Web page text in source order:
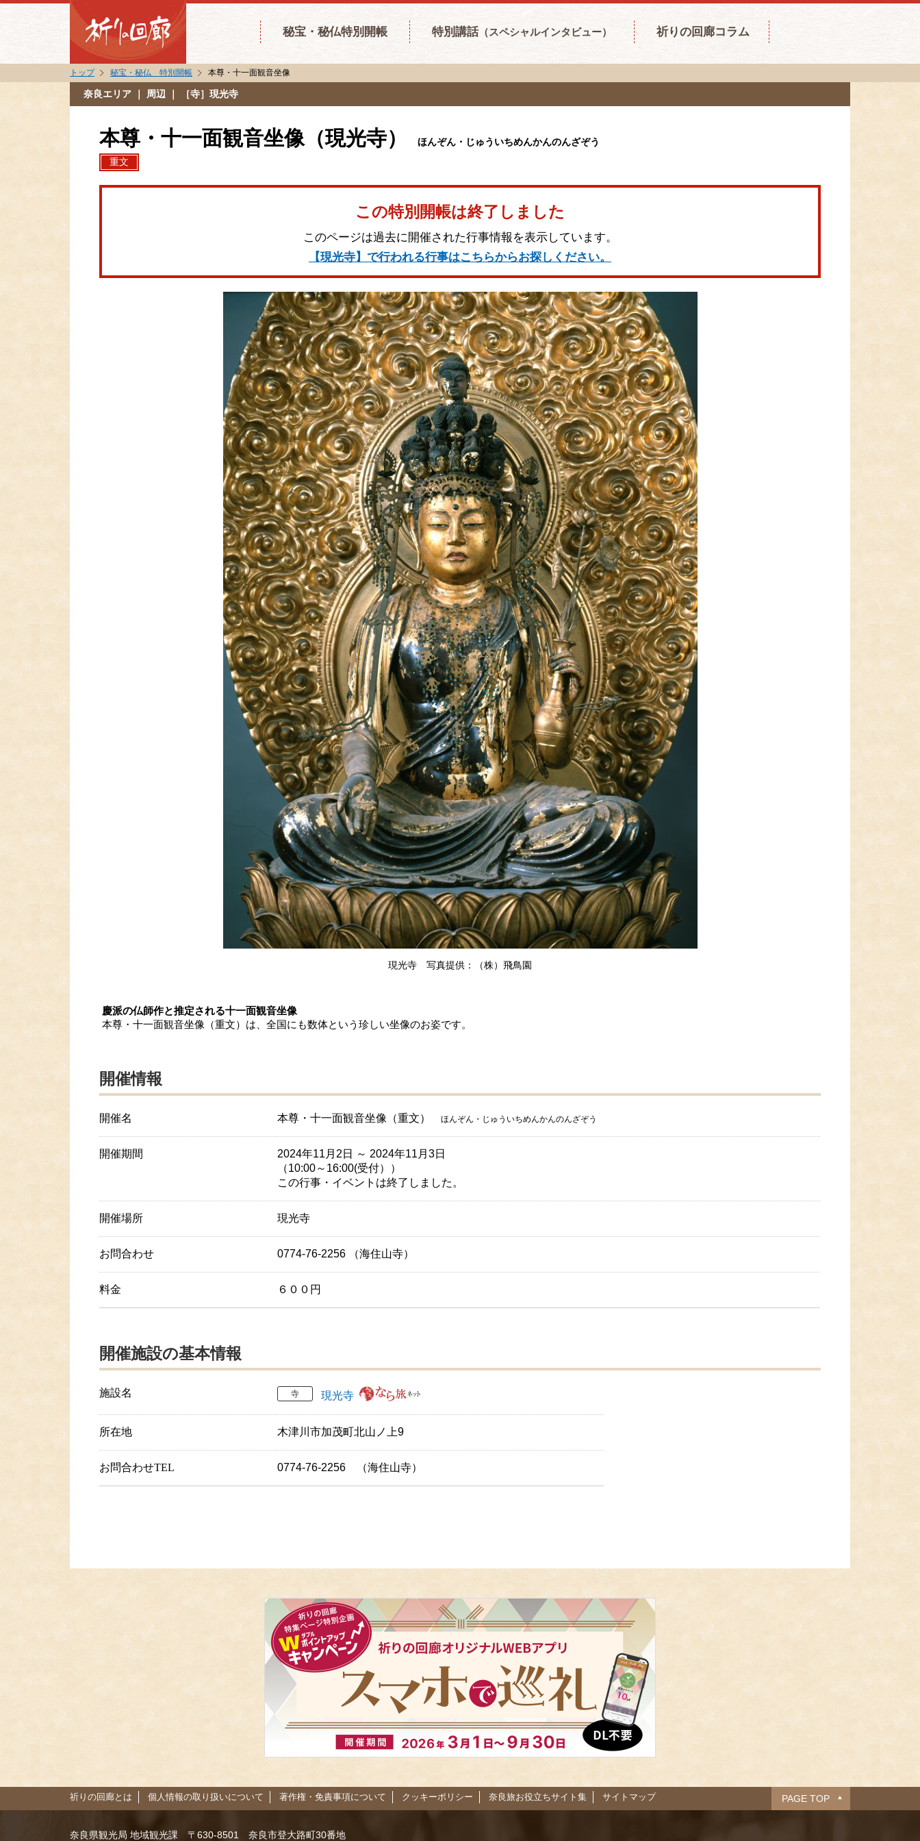
秘宝・秘仏特別開帳 特別講話（スペシャルインタビュー） 祈りの回廊コラム
トップ 秘宝・秘仏 特別開帳 本尊・十一面観音坐像
奈良エリア ｜ 周辺 ｜ ［寺］現光寺
本尊・十一面観音坐像（現光寺） ほんぞん・じゅういちめんかんのんざぞう
重文
この特別開帳は終了しました
このページは過去に開催された行事情報を表示しています。
【現光寺】で行われる行事はこちらからお探しください。
現光寺 写真提供：（株）飛鳥園
慶派の仏師作と推定される十一面観音坐像
本尊・十一面観音坐像（重文）は、全国にも数体という珍しい坐像のお姿です。
開催情報
開催名 本尊・十一面観音坐像（重文） ほんぞん・じゅういちめんかんのんざぞう
開催期間
2024年11月2日 ～ 2024年11月3日
（10:00～16:00(受付））
この行事・イベントは終了しました。
開催場所 現光寺
お問合わせ 0774-76-2256 （海住山寺）
料金 ６００円
開催施設の基本情報
施設名 寺 現光寺
所在地 木津川市加茂町北山ノ上9
お問合わせTEL 0774-76-2256 （海住山寺）
祈りの回廊とは 個人情報の取り扱いについて 著作権・免責事項について クッキーポリシー 奈良旅お役立ちサイト集 サイトマップ PAGE TOP
奈良県観光局 地域観光課 〒630-8501 奈良市登大路町30番地